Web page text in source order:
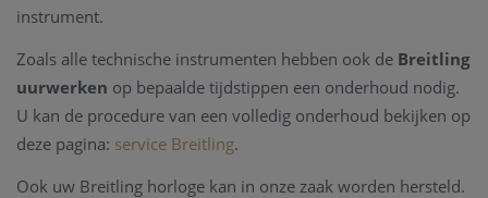
instrument.
Zoals alle technische instrumenten hebben ook de Breitling
uurwerken op bepaalde tijdstippen een onderhoud nodig.
U kan de procedure van een volledig onderhoud bekijken op
deze pagina: service Breitling.
Ook uw Breitling horloge kan in onze zaak worden hersteld.